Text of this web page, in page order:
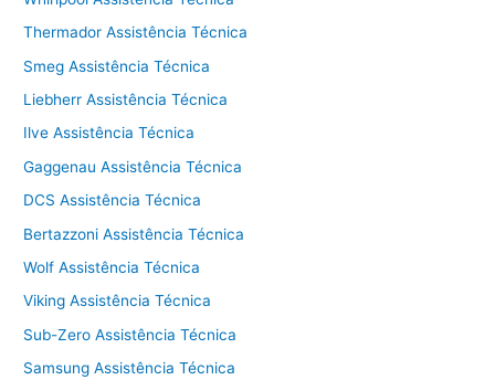
Thermador Assistência Técnica
Smeg Assistência Técnica
Liebherr Assistência Técnica
Ilve Assistência Técnica
Gaggenau Assistência Técnica
DCS Assistência Técnica
Bertazzoni Assistência Técnica
Wolf Assistência Técnica
Viking Assistência Técnica
Sub-Zero Assistência Técnica
Samsung Assistência Técnica